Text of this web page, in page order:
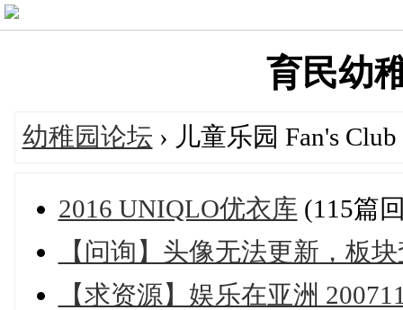
育民幼
幼稚园论坛 › 儿童乐园 Fan's Club
2016 UNIQLO优衣库 (115篇
【问询】头像无法更新，板
【求资源】娱乐在亚洲